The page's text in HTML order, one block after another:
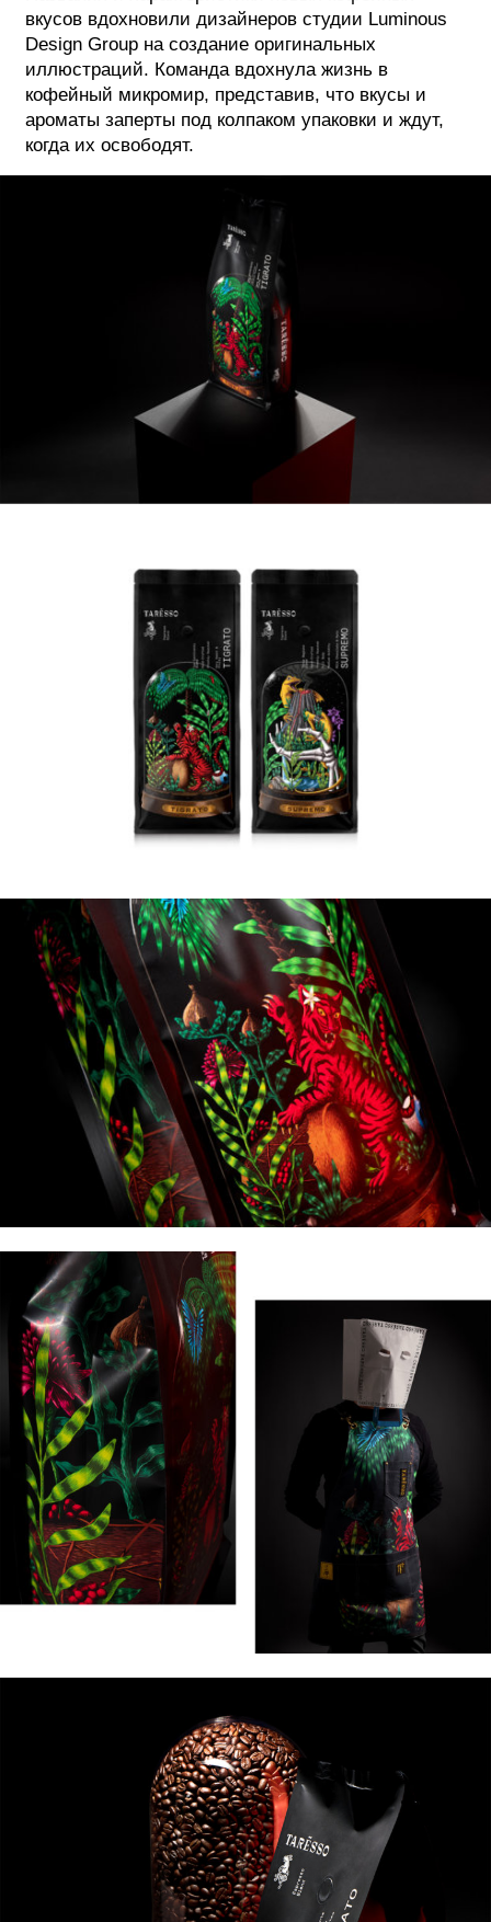
вкусов вдохновили дизайнеров студии Luminous
Design Group на создание оригинальных
иллюстраций. Команда вдохнула жизнь в
кофейный микромир, представив, что вкусы и
ароматы заперты под колпаком упаковки и ждут,
когда их освободят.